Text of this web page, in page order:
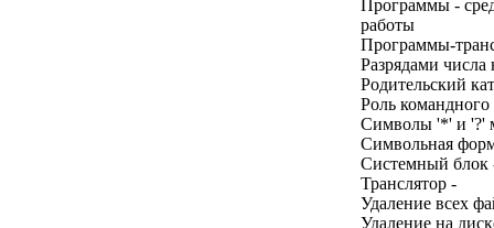
Программы -
работы
Программы-
Разрядами числа
Родительский
Роль
Символы '*' и '?'
Символьная
Системный блок
Транслятор -
Удаление всех
Удаление на